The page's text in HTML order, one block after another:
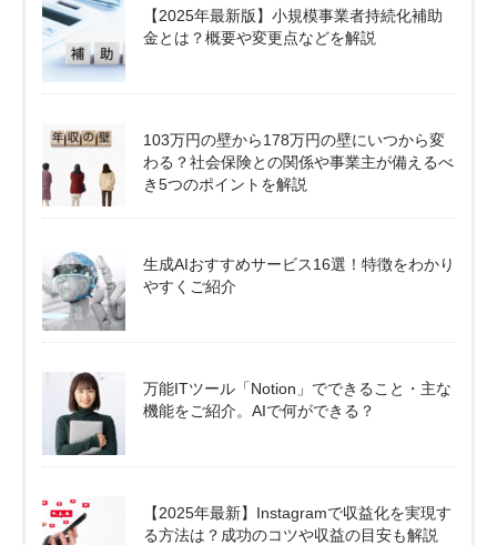
【2025年最新版】小規模事業者持続化補助
金とは？概要や変更点などを解説
103万円の壁から178万円の壁にいつから変
わる？社会保険との関係や事業主が備えるべ
き5つのポイントを解説
生成AIおすすめサービス16選！特徴をわかり
やすくご紹介
万能ITツール「Notion」でできること・主な
機能をご紹介。AIで何ができる？
【2025年最新】Instagramで収益化を実現す
る方法は？成功のコツや収益の目安も解説